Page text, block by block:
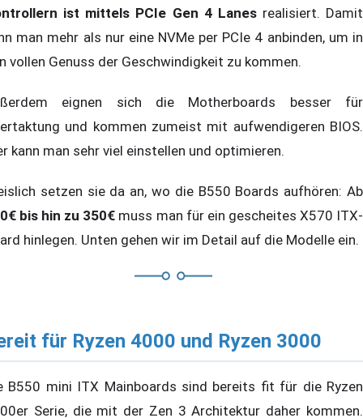
ist mittels PCIe Gen 4 Lanesrealisiert. Damit
man mehr als nur eine NVMe per PCIe 4 anbinden, um in
vollen Genuss der Geschwindigkeit zu kommen.
eignen sich die Motherboards besser für
und kommen zumeist mit aufwendigeren BIOS.
kann man sehr viel einstellen und optimieren.
setzen sie da an, wo die B550 Boards aufhören: Ab
bis hin zu 350€ muss man für ein gescheites X570 ITX-
hinlegen. Unten gehen wir im Detail auf die Modelle ein.
für Ryzen 4000 und Ryzen 3000
B550 mini ITX Mainboards sind bereits fit für die Ryzen
Serie, die mit der Zen 3 Architektur daher kommen.